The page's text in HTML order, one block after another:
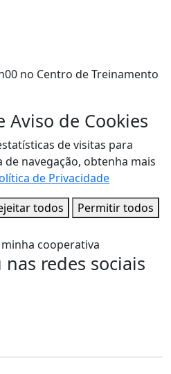
no Centro de Treinamento
Aviso de Cookies
de visitas para
navegação, obtenha mais
de Privacidade
todos Permitir todos
redes sociais